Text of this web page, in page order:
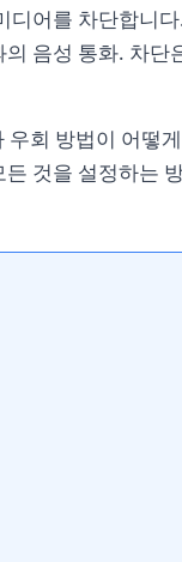
디어를 차단합니
음성 통화. 차단
회 방법이 어떻
것을 설정하는